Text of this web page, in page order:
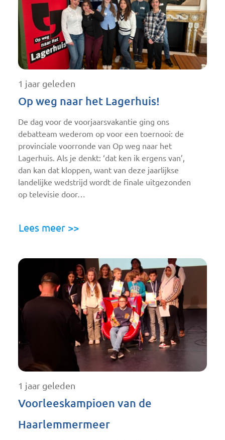
1 jaar geleden
Op weg naar het Lagerhuis!
De dag voor de voorjaarsvakantie ging ons
debatteam wederom op voor een toernooi: de
provinciale voorronde van Op weg naar het
Lagerhuis. Als je denkt: ‘dat ken ik ergens van’,
dan kan dat kloppen, want van deze jaarlijkse
landelijke wedstrijd wordt de finale uitgezonden
op televisie door…
Lees meer >>
1 jaar geleden
Voorleeskampioen van de
Haarlemmermeer